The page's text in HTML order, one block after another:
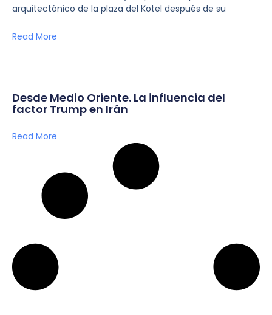
arquitectónico de la plaza del Kotel después de su
Read More
Desde Medio Oriente. La influencia del
factor Trump en Irán
Read More